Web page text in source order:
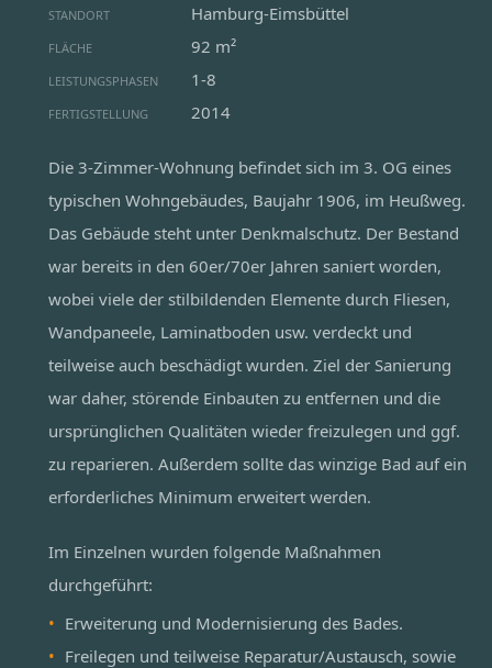
STANDORT Hamburg-Eimsbüttel
FLÄCHE 92 m²
LEISTUNGSPHASEN 1-8
FERTIGSTELLUNG 2014
Die 3-Zimmer-Wohnung befindet sich im 3. OG eines
typischen Wohngebäudes, Baujahr 1906, im Heußweg.
Das Gebäude steht unter Denkmalschutz. Der Bestand
war bereits in den 60er/70er Jahren saniert worden,
wobei viele der stilbildenden Elemente durch Fliesen,
Wandpaneele, Laminatboden usw. verdeckt und
teilweise auch beschädigt wurden. Ziel der Sanierung
war daher, störende Einbauten zu entfernen und die
ursprünglichen Qualitäten wieder freizulegen und ggf.
zu reparieren. Außerdem sollte das winzige Bad auf ein
erforderliches Minimum erweitert werden.
Im Einzelnen wurden folgende Maßnahmen
durchgeführt:
Erweiterung und Modernisierung des Bades.
Freilegen und teilweise Reparatur/Austausch, sowie